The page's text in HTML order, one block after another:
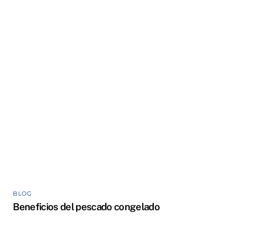
BLOG
Beneficios del pescado congelado